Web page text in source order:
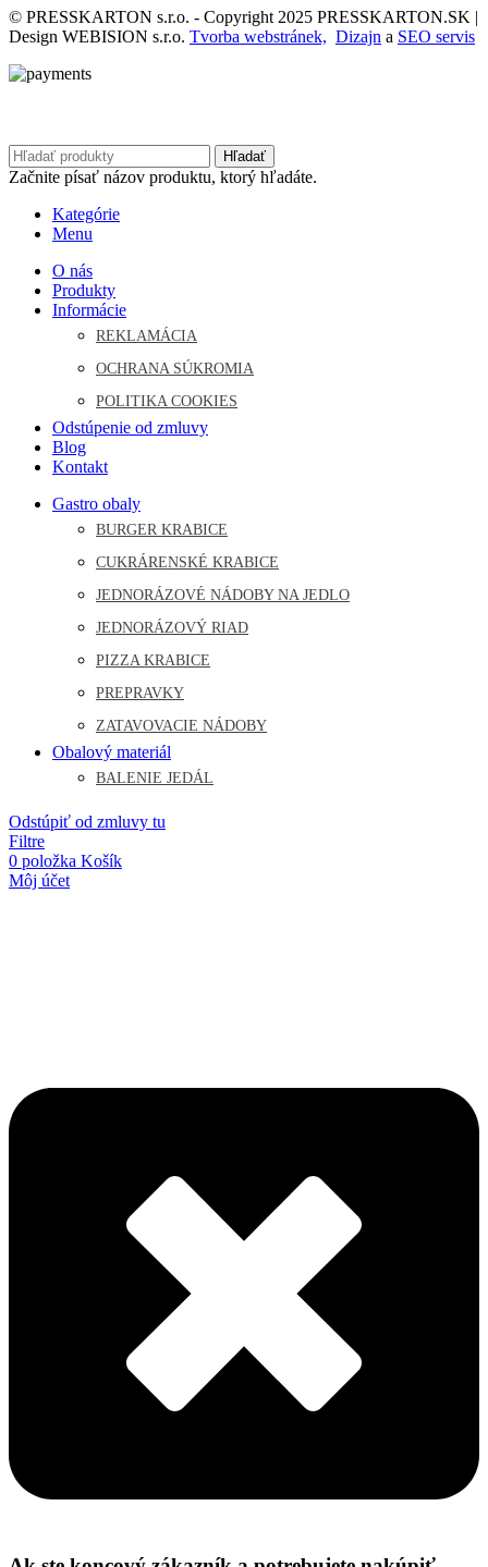
© PRESSKARTON s.r.o. - Copyright 2025 PRESSKARTON.SK |
Design WEBISION s.r.o. Tvorba webstránek, Dizajn a SEO servis
Hľadať
Začnite písať názov produktu, ktorý hľadáte.
Kategórie
Menu
O nás
Produkty
Informácie
REKLAMÁCIA
OCHRANA SÚKROMIA
POLITIKA COOKIES
Odstúpenie od zmluvy
Blog
Kontakt
Gastro obaly
BURGER KRABICE
CUKRÁRENSKÉ KRABICE
JEDNORÁZOVÉ NÁDOBY NA JEDLO
JEDNORÁZOVÝ RIAD
PIZZA KRABICE
PREPRAVKY
ZATAVOVACIE NÁDOBY
Obalový materiál
BALENIE JEDÁL
Odstúpiť od zmluvy tu
Filtre
0 položka Košík
Môj účet